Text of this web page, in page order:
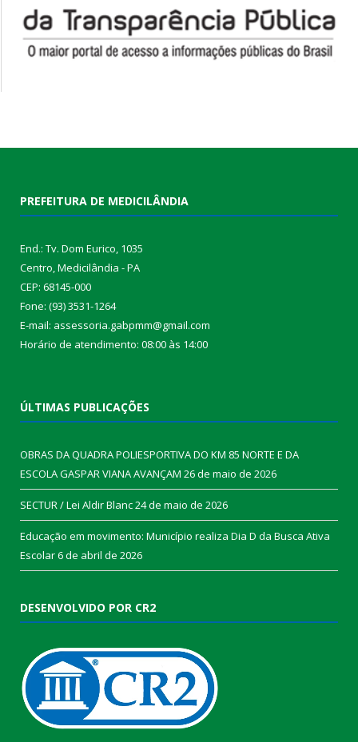
PREFEITURA DE MEDICILÂNDIA
End.: Tv. Dom Eurico, 1035
Centro, Medicilândia - PA
CEP: 68145-000
Fone: (93) 3531-1264
E-mail: assessoria.gabpmm@gmail.com
Horário de atendimento: 08:00 às 14:00
ÚLTIMAS PUBLICAÇÕES
OBRAS DA QUADRA POLIESPORTIVA DO KM 85 NORTE E DA
ESCOLA GASPAR VIANA AVANÇAM 26 de maio de 2026
SECTUR / Lei Aldir Blanc24 de maio de 2026
Educação em movimento: Município realiza Dia D da Busca Ativa
Escolar6 de abril de 2026
DESENVOLVIDO POR CR2